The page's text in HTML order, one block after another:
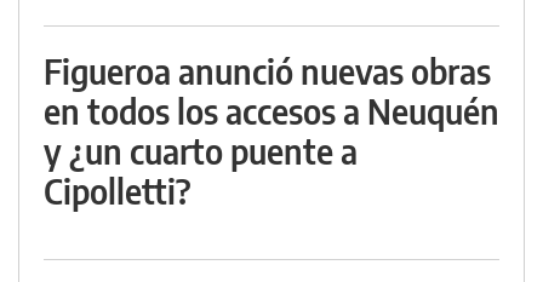
Figueroa anunció nuevas obras
en todos los accesos a Neuquén
y ¿un cuarto puente a
Cipolletti?